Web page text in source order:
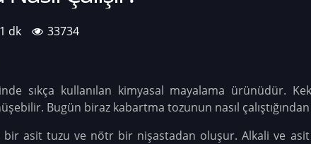
1 dk
33734
sıkça kullanılan kimyasal mayalama ürünüdür.
Bugün biraz kabartma tozunun nasıl
asit tuzu ve nötr bir nişastadan oluşur. Alkali ve